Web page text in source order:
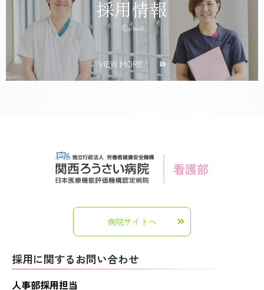
採用情報
Recruit
VIEW MORE
病院サイトへ
採用に関するお問い合わせ
人事部採用担当